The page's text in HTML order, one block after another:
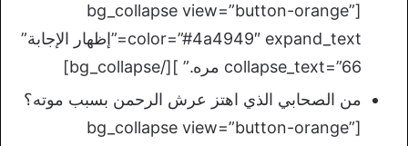
[bg_collapse view=”button-orange”
color=”#4a4949″ expand_text=”إظهار الإجابة”
collapse_text=”66 مره.” ][/bg_collapse]
من الصحابي الذي اهتز عرش الرحمن بسبب موته؟
[bg_collapse view=”button-orange”